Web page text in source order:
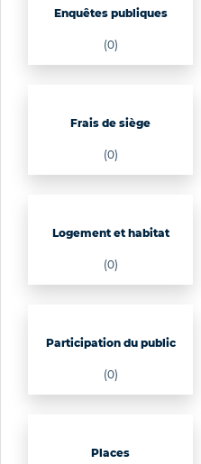
Enquêtes publiques
(0)
Frais de siège
(0)
Logement et habitat
(0)
Participation du public
(0)
Places